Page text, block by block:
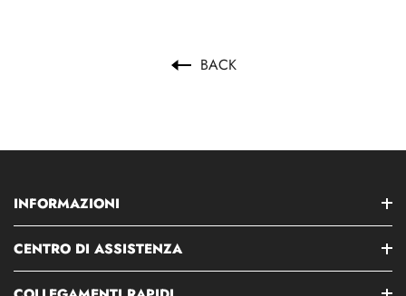
BACK
INFORMAZIONI
CENTRO DI ASSISTENZA